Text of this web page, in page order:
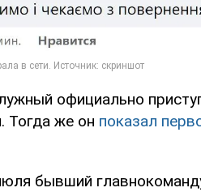
официально
Тогда же он показал
бывший